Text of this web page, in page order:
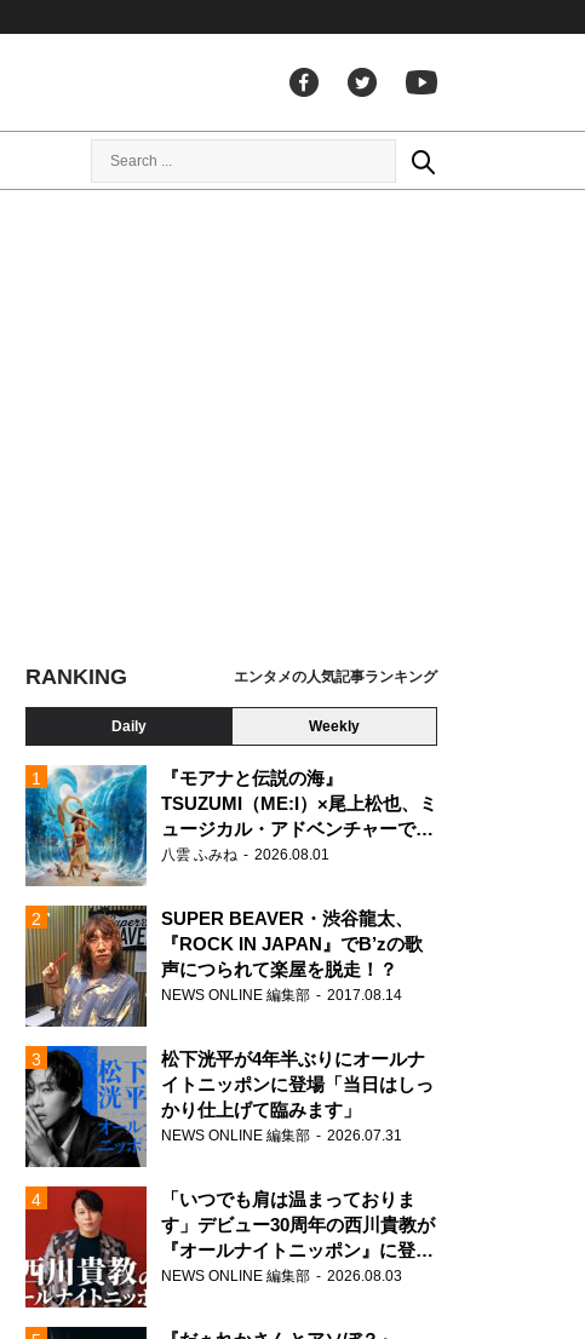
RANKING エンタメの人気記事ランキング
Daily Weekly
『モアナと伝説の海』
TSUZUMI（ME:I）×尾上松也、ミ
ュージカル・アドベンチャーで美
声を響かせる
八雲 ふみね 2026.08.01
SUPER BEAVER・渋谷龍太、
『ROCK IN JAPAN』でB’zの歌
声につられて楽屋を脱走！？
NEWS ONLINE 編集部 2017.08.14
松下洸平が4年半ぶりにオールナ
イトニッポンに登場「当日はしっ
かり仕上げて臨みます」
NEWS ONLINE 編集部 2026.07.31
「いつでも肩は温まっておりま
す」デビュー30周年の西川貴教が
『オールナイトニッポン』に登
場！
NEWS ONLINE 編集部 2026.08.03